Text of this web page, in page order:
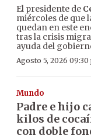
El presidente de
miércoles de que
quedan en este
tras la crisis
ayuda del
Agosto 5, 2026 09:30
Mundo
Padre e hijo
kilos de
con doble